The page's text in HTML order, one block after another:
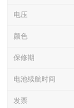
电压
颜色
保修期
电池续航时间
发票